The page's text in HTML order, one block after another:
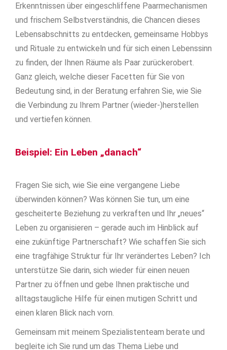
Erkenntnissen über eingeschliffene Paarmechanismen
und frischem Selbstverständnis, die Chancen dieses
Lebensabschnitts zu entdecken, gemeinsame Hobbys
und Rituale zu entwickeln und für sich einen Lebenssinn
zu finden, der Ihnen Räume als Paar zurückerobert.
Ganz gleich, welche dieser Facetten für Sie von
Bedeutung sind, in der Beratung erfahren Sie, wie Sie
die Verbindung zu Ihrem Partner (wieder-)herstellen
und vertiefen können.
Beispiel: Ein Leben „danach“
Fragen Sie sich, wie Sie eine vergangene Liebe
überwinden können? Was können Sie tun, um eine
gescheiterte Beziehung zu verkraften und Ihr „neues“
Leben zu organisieren – gerade auch im Hinblick auf
eine zukünftige Partnerschaft? Wie schaffen Sie sich
eine tragfähige Struktur für Ihr verändertes Leben? Ich
unterstütze Sie darin, sich wieder für einen neuen
Partner zu öffnen und gebe Ihnen praktische und
alltagstaugliche Hilfe für einen mutigen Schritt und
einen klaren Blick nach vorn.
Gemeinsam mit meinem Spezialistenteam berate und
begleite ich Sie rund um das Thema Liebe und